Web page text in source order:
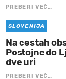
PREBERI VEČ…
SLOVENIJA
Na cestah
Postojne do
dve uri
PREBERI VEČ…